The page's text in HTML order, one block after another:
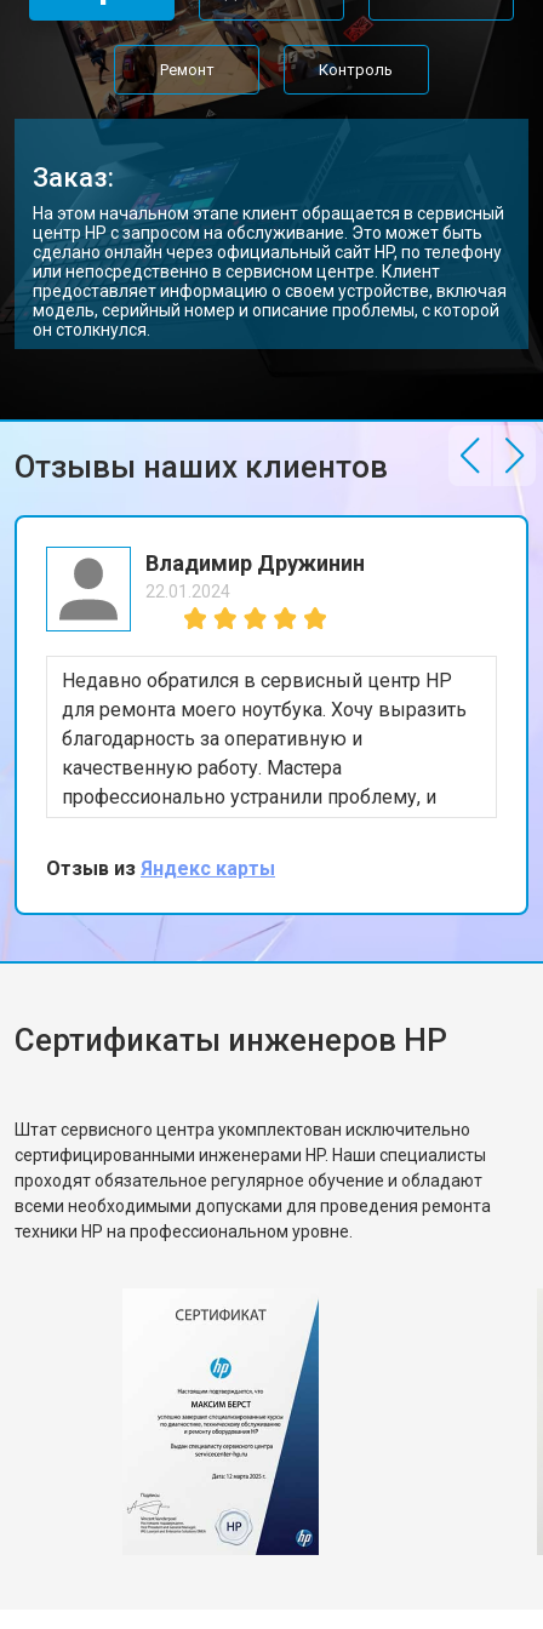
Замена USB порта от 2200 ₽ Заказать
Замена звуковой карты от 1700 ₽ Заказать
Замена кулера ноутбука HP
Замена микрофона
Замена оперативной памяти от 1100 ₽ Заказать
Прошивка BIOS ноутбука HP от 1500 ₽ Заказать
Замена северного моста
Ремонт Контроль
Заказ:
На этом начальном этапе клиент обращается в сервисный
центр HP с запросом на обслуживание. Это может быть
сделано онлайн через официальный сайт HP, по телефону
или непосредственно в сервисном центре. Клиент
предоставляет информацию о своем устройстве, включая
модель, серийный номер и описание проблемы, с которой
он столкнулся.
Отзывы наших клиентов
Владимир Дружинин
22.01.2024
Недавно обратился в сервисный центр HP
для ремонта моего ноутбука. Хочу выразить
благодарность за оперативную и
качественную работу. Мастера
профессионально устранили проблему, и
теперь мой ноутбук работает безупречно.
Особенно порадовало, что ремонт был
выполнен в тот же день. Спасибо за вашу
работу!
Отзыв из Яндекс карты
Сертификаты инженеров HP
Штат сервисного центра укомплектован исключительно
сертифицированными инженерами HP. Наши специалисты
проходят обязательное регулярное обучение и обладают
всеми необходимыми допусками для проведения ремонта
техники HP на профессиональном уровне.